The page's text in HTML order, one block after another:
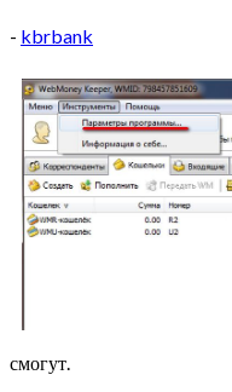
- kbrbank
смогут.